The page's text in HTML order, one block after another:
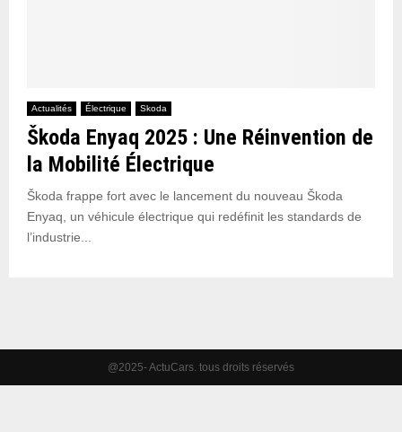
Actualités Électrique Skoda
Škoda Enyaq 2025 : Une Réinvention de
la Mobilité Électrique
Škoda frappe fort avec le lancement du nouveau Škoda
Enyaq, un véhicule électrique qui redéfinit les standards de
l’industrie...
@2025- ActuCars. tous droits réservés